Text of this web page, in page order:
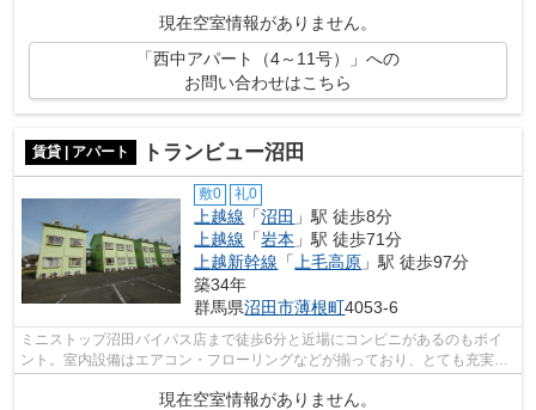
現在空室情報がありません。
「西中アパート（4～11号）」への
お問い合わせはこちら
賃貸 | アパート トランビュー沼田
敷0 礼0
上越線 「沼田 」駅 徒歩8分
上越線 「岩本 」駅 徒歩71分
上越新幹線 「 上毛高原 」駅 徒歩97分
築34年
群馬県沼田市薄根町4053-6
ミニストップ沼田バイパス店まで徒歩6分と近場にコンビニがあるのもポイ
ント。室内設備はエアコン・フローリングなどが揃っており、とても充実し
ています。住まい探しをするなら、ぜひ...
現在空室情報がありません。